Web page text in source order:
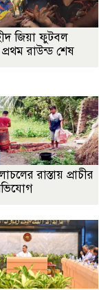
জিয়া ফুটবল
প্রথম রাউন্ড শেষ
রাস্তায় প্রাচীর